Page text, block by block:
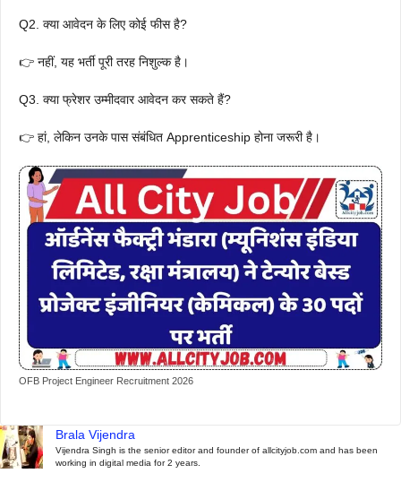
Q2. क्या आवेदन के लिए कोई फीस है?
👉 नहीं, यह भर्ती पूरी तरह निशुल्क है।
Q3. क्या फ्रेशर उम्मीदवार आवेदन कर सकते हैं?
👉 हां, लेकिन उनके पास संबंधित Apprenticeship होना जरूरी है।
OFB Project Engineer Recruitment 2026
Brala Vijendra
Vijendra Singh is the senior editor and founder of allcityjob.com and has been
working in digital media for 2 years.